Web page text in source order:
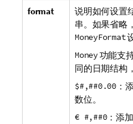
format
说明如何设置
串。如果省略
MoneyFormat
Money功能支
同的日期结构
$#,##0.00：
数位。
€ #,##0：添